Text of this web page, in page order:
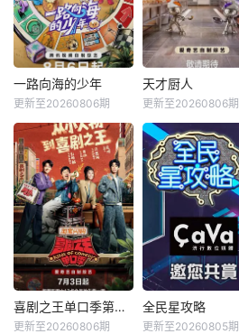
一路向海的少年
更新至20260806期
天才厨人
更新至20260806期
喜剧之王单口季第三季
更新至20260806期
全民星攻略
更新至20260805期